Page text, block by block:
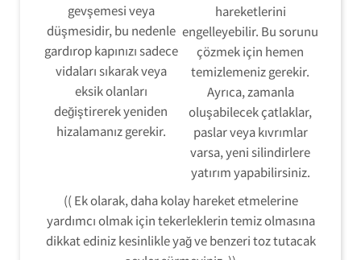
gevşemesi veya
düşmesidir, bu nedenle
gardırop kapınızı sadece
vidaları sıkarak veya
eksik olanları
değiştirerek yeniden
hizalamanız gerekir.
hareketlerini
engelleyebilir. Bu sorunu
çözmek için hemen
temizlemeniz gerekir.
Ayrıca, zamanla
oluşabilecek çatlaklar,
paslar veya kıvrımlar
varsa, yeni silindirlere
yatırım yapabilirsiniz.
(( Ek olarak, daha kolay hareket etmelerine
yardımcı olmak için tekerleklerin temiz olmasına
dikkat ediniz kesinlikle yağ ve benzeri toz tutacak